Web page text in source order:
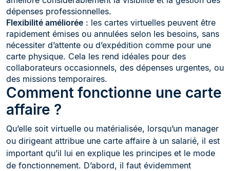
dépenses professionnelles.
Flexibilité améliorée : les cartes virtuelles peuvent être
rapidement émises ou annulées selon les besoins, sans
nécessiter d’attente ou d’expédition comme pour une
carte physique. Cela les rend idéales pour des
collaborateurs occasionnels, des dépenses urgentes, ou
des missions temporaires.
Comment fonctionne une carte
affaire ?
Qu’elle soit virtuelle ou matérialisée, lorsqu’un manager
ou dirigeant attribue une carte affaire à un salarié, il est
important qu’il lui en explique les principes et le mode
de fonctionnement. D’abord, il faut évidemment